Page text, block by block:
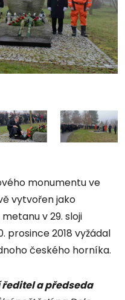
monumentu ve
vytvořen jako
v 29. sloji
prosince 2018 vyžádal
českého horníka.
a předseda